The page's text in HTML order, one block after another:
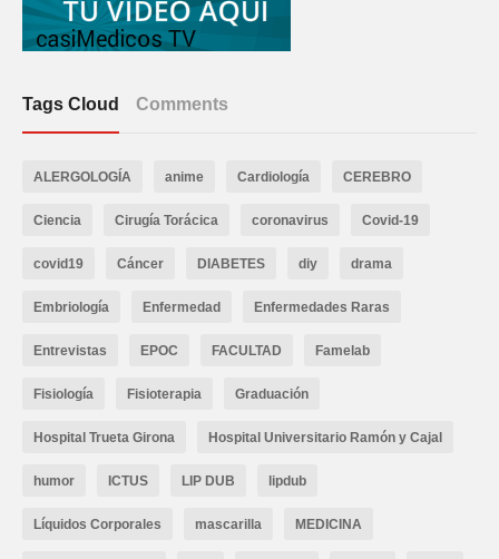
Tags Cloud Comments
ALERGOLOGÍA anime Cardiología CEREBRO
Ciencia Cirugía Torácica coronavirus Covid-19
covid19 Cáncer DIABETES diy drama
Embriología Enfermedad Enfermedades Raras
Entrevistas EPOC FACULTAD Famelab
Fisiología Fisioterapia Graduación
Hospital Trueta Girona Hospital Universitario Ramón y Cajal
humor ICTUS LIP DUB lipdub
Líquidos Corporales mascarilla MEDICINA